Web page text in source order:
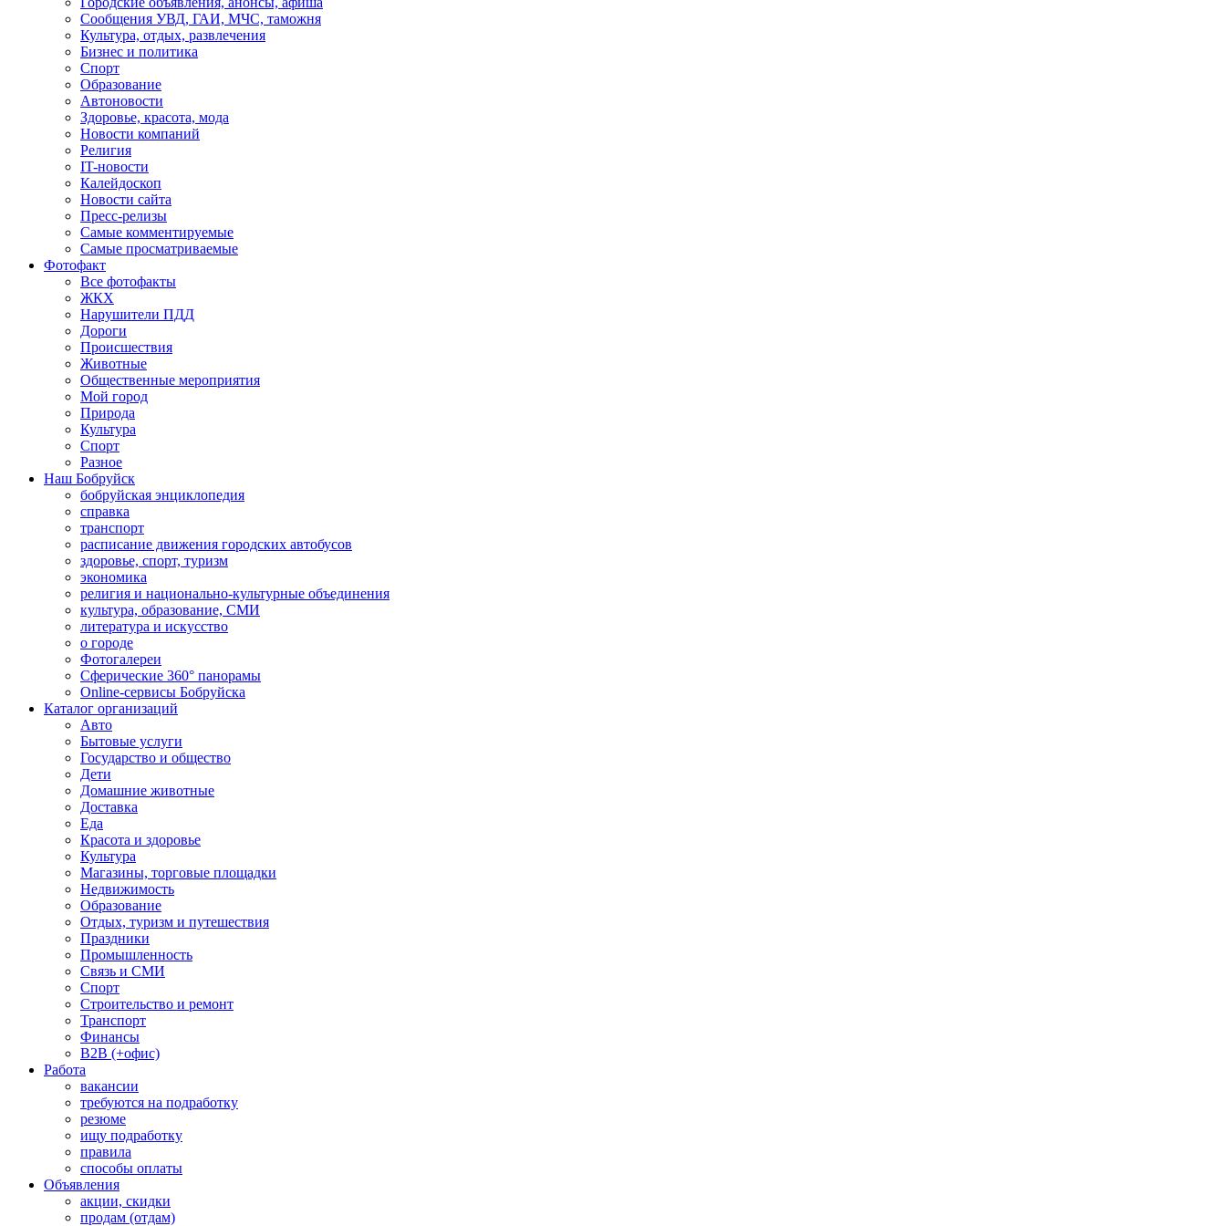
Сообщения УВД, ГАИ, МЧС, таможня
Культура, отдых, развлечения
Бизнес и политика
Спорт
Образование
Автоновости
Здоровье, красота, мода
Новости компаний
Религия
IT-новости
Калейдоскоп
Новости сайта
Пресс-релизы
Самые комментируемые
Самые просматриваемые
Фотофакт
Все фотофакты
ЖКХ
Нарушители ПДД
Дороги
Происшествия
Животные
Общественные мероприятия
Мой город
Природа
Культура
Спорт
Разное
Наш Бобруйск
бобруйская энциклопедия
справка
транспорт
расписание движения городских автобусов
здоровье, спорт, туризм
экономика
религия и национально-культурные объединения
культура, образование, СМИ
литература и искусство
о городе
Фотогалереи
Сферические 360° панорамы
Online-сервисы Бобруйска
Каталог организаций
Авто
Бытовые услуги
Государство и общество
Дети
Домашние животные
Доставка
Еда
Красота и здоровье
Культура
Магазины, торговые площадки
Недвижимость
Образование
Отдых, туризм и путешествия
Праздники
Промышленность
Связь и СМИ
Спорт
Строительство и ремонт
Транспорт
Финансы
B2B (+офис)
Работа
вакансии
требуются на подработку
резюме
ищу подработку
правила
способы оплаты
Объявления
акции, скидки
продам (отдам)